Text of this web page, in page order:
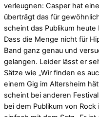
verleugnen: Casper hat
überträgt das für
scheint das Publikum
Dass die Menge nicht für
Band ganz genau und
gelangen. Leider lässt er
Sätze wie „Wir finden es
einem Gig im Altersheim
scheint bei anderen
bei dem Publikum von